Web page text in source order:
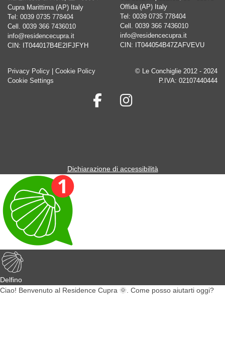
Cupra Marittima (AP) Italy
Tel: 0039 0735 778404
Cell. 0039 366 7436010
info@residencecupra.it
CIN: IT044017B4E2IFJFYH
Offida (AP) Italy
Tel: 0039 0735 778404
Cell. 0039 366 7436010
info@residencecupra.it
CIN: IT044054B47ZAFVEVU
Privacy Policy
Cookie Policy
Cookie Settings
© Le Conchiglie 2012 - 2024
P.IVA: 02107440444
Dichiarazione di accessibilità
Delfino
Ciao! Benvenuto al Residence Cupra 🌞. Come posso aiutarti oggi?